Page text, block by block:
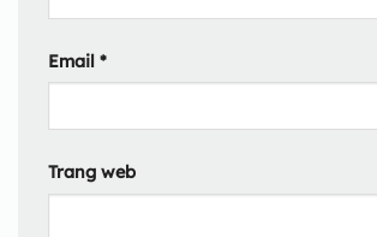
Email *
Trang web